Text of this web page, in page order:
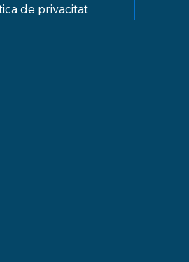
de privacitat